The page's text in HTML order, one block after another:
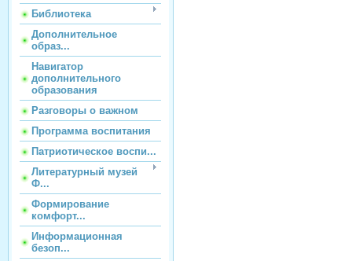
Библиотека
Дополнительное
образ...
Навигатор
дополнительного
образования
Разговоры о важном
Программа воспитания
Патриотическое воспи...
Литературный музей
Ф...
Формирование
комфорт...
Информационная
безоп...